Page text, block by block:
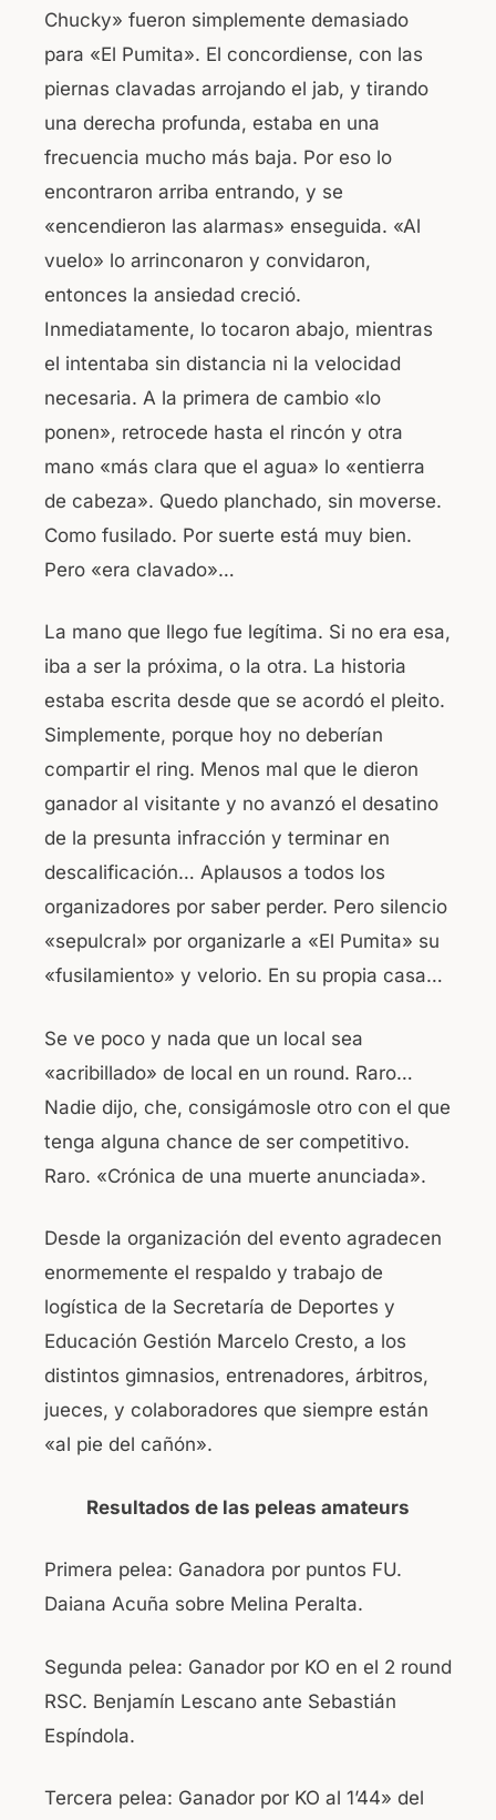
Chucky» fueron simplemente demasiado
para «El Pumita». El concordiense, con las
piernas clavadas arrojando el jab, y tirando
una derecha profunda, estaba en una
frecuencia mucho más baja. Por eso lo
encontraron arriba entrando, y se
«encendieron las alarmas» enseguida. «Al
vuelo» lo arrinconaron y convidaron,
entonces la ansiedad creció.
Inmediatamente, lo tocaron abajo, mientras
el intentaba sin distancia ni la velocidad
necesaria. A la primera de cambio «lo
ponen», retrocede hasta el rincón y otra
mano «más clara que el agua» lo «entierra
de cabeza». Quedo planchado, sin moverse.
Como fusilado. Por suerte está muy bien.
Pero «era clavado»…
La mano que llego fue legítima. Si no era esa,
iba a ser la próxima, o la otra. La historia
estaba escrita desde que se acordó el pleito.
Simplemente, porque hoy no deberían
compartir el ring. Menos mal que le dieron
ganador al visitante y no avanzó el desatino
de la presunta infracción y terminar en
descalificación… Aplausos a todos los
organizadores por saber perder. Pero silencio
«sepulcral» por organizarle a «El Pumita» su
«fusilamiento» y velorio. En su propia casa…
Se ve poco y nada que un local sea
«acribillado» de local en un round. Raro…
Nadie dijo, che, consigámosle otro con el que
tenga alguna chance de ser competitivo.
Raro. «Crónica de una muerte anunciada».
Desde la organización del evento agradecen
enormemente el respaldo y trabajo de
logística de la Secretaría de Deportes y
Educación Gestión Marcelo Cresto, a los
distintos gimnasios, entrenadores, árbitros,
jueces, y colaboradores que siempre están
«al pie del cañón».
Resultados de las peleas amateurs
Primera pelea: Ganadora por puntos FU.
Daiana Acuña sobre Melina Peralta.
Segunda pelea: Ganador por KO en el 2 round
RSC. Benjamín Lescano ante Sebastián
Espíndola.
Tercera pelea: Ganador por KO al 1’44» del